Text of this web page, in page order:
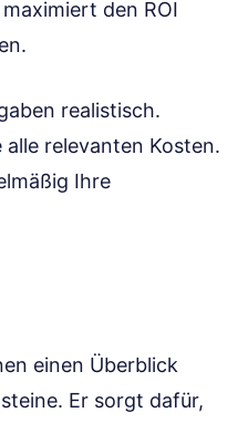
den ROI
realistisch.
relevanten Kosten.
Ihre
einen Überblick
Er sorgt dafür,